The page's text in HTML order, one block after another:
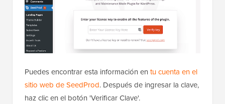
Puedes encontrar esta información en tu cuenta en el
sitio web de SeedProd. Después de ingresar la clave,
haz clic en el botón 'Verificar Clave'.